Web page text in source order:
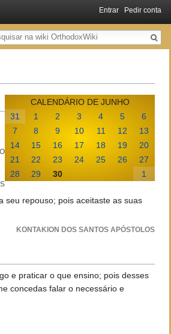
CALENDÁRIO DE JUNHO
31
1 2 3 4 5
6
7
8 9 10 11 12
13
14
15 16 17 18 19
20
21
22 23 24 25 26
27
28
29 30 1
seu repouso; pois aceitaste as suas
KONTAKION DOS SANTOS APÓSTOLOS
e praticar o que ensino; pois desses
concedas falar o necessário e
Entrar Pedir conta